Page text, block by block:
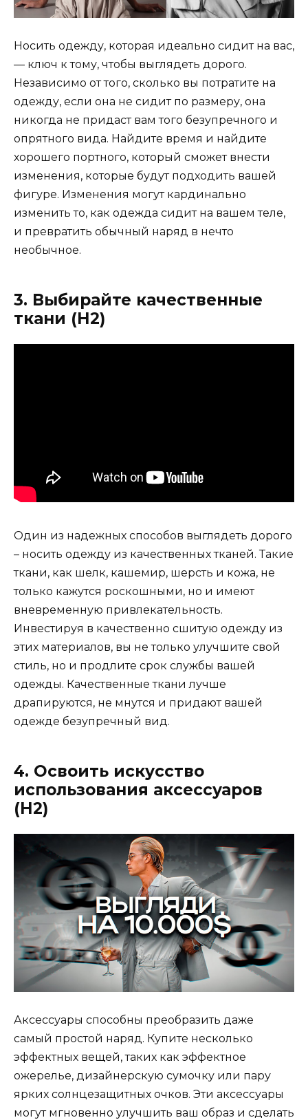
Носить одежду, которая идеально сидит на вас,
— ключ к тому, чтобы выглядеть дорого.
Независимо от того, сколько вы потратите на
одежду, если она не сидит по размеру, она
никогда не придаст вам того безупречного и
опрятного вида. Найдите время и найдите
хорошего портного, который сможет внести
изменения, которые будут подходить вашей
фигуре. Изменения могут кардинально
изменить то, как одежда сидит на вашем теле,
и превратить обычный наряд в нечто
необычное.
3. Выбирайте качественные
ткани (H2)
Один из надежных способов выглядеть дорого
– носить одежду из качественных тканей. Такие
ткани, как шелк, кашемир, шерсть и кожа, не
только кажутся роскошными, но и имеют
вневременную привлекательность.
Инвестируя в качественно сшитую одежду из
этих материалов, вы не только улучшите свой
стиль, но и продлите срок службы вашей
одежды. Качественные ткани лучше
драпируются, не мнутся и придают вашей
одежде безупречный вид.
4. Освоить искусство
использования аксессуаров
(H2)
Аксессуары способны преобразить даже
самый простой наряд. Купите несколько
эффектных вещей, таких как эффектное
ожерелье, дизайнерскую сумочку или пару
ярких солнцезащитных очков. Эти аксессуары
могут мгновенно улучшить ваш образ и сделать